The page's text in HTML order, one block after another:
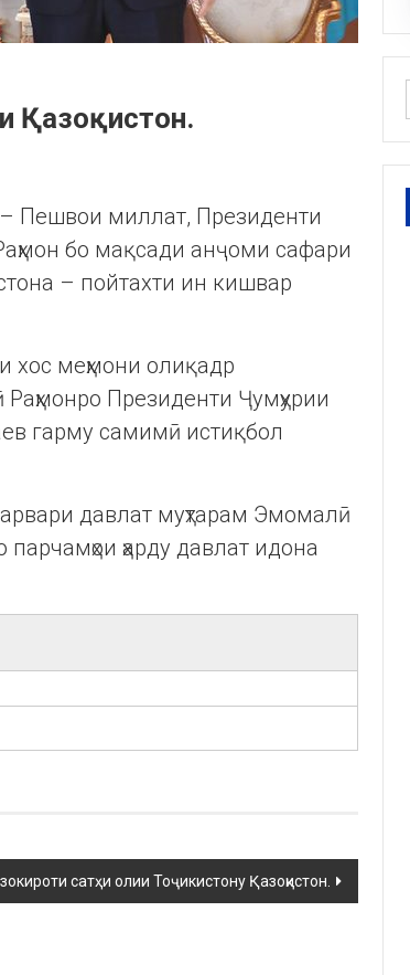
Қазоқистон.
– Пешвои миллат, Президенти
бо мақсади анҷоми сафари
– пойтахти ин кишвар
хос меҳмони олиқадр
Президенти Ҷумҳурии
гарму самимӣ истиқбол
давлат муҳтарам Эмомалӣ
ҳарду давлат идона
сатҳи олии Тоҷикистону Қазоқистон.